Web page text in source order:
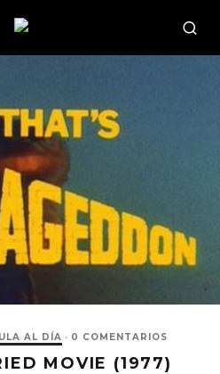
AL DÍA · 0 COMENTARIOS
MOVIE (1977)